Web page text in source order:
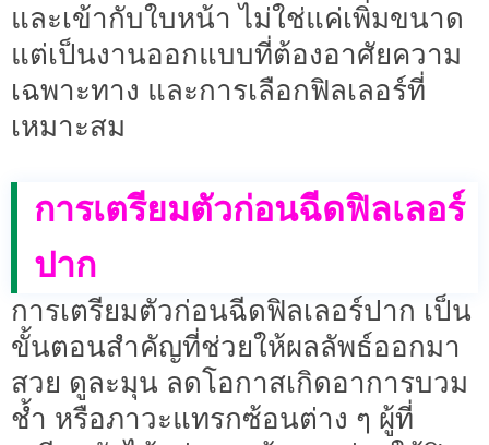
และเข้ากับใบหน้า ไม่ใช่แค่เพิ่มขนาด
แต่เป็นงานออกแบบที่ต้องอาศัยความ
เฉพาะทาง และการเลือกฟิลเลอร์ที่
เหมาะสม
การเตรียมตัวก่อนฉีดฟิลเลอร์
ปาก
การเตรียมตัวก่อนฉีดฟิลเลอร์ปาก เป็น
ขั้นตอนสำคัญที่ช่วยให้ผลลัพธ์ออกมา
สวย ดูละมุน ลดโอกาสเกิดอาการบวม
ช้ำ หรือภาวะแทรกซ้อนต่าง ๆ ผู้ที่